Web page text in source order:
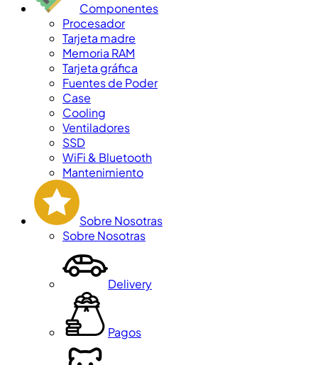
Componentes
Procesador
Tarjeta madre
Memoria RAM
Tarjeta gráfica
Fuentes de Poder
Case
Cooling
Ventiladores
SSD
WiFi & Bluetooth
Mantenimiento
Sobre Nosotras
Sobre Nosotras
Delivery
Pagos